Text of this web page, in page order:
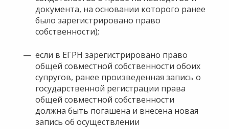
документа, на основании которого ранее
было зарегистрировано право
собственности);
если в ЕГРН зарегистрировано право
общей совместной собственности обоих
супругов, ранее произведенная запись о
государственной регистрации права
общей совместной собственности
должна быть погашена и внесена новая
запись об осуществлении